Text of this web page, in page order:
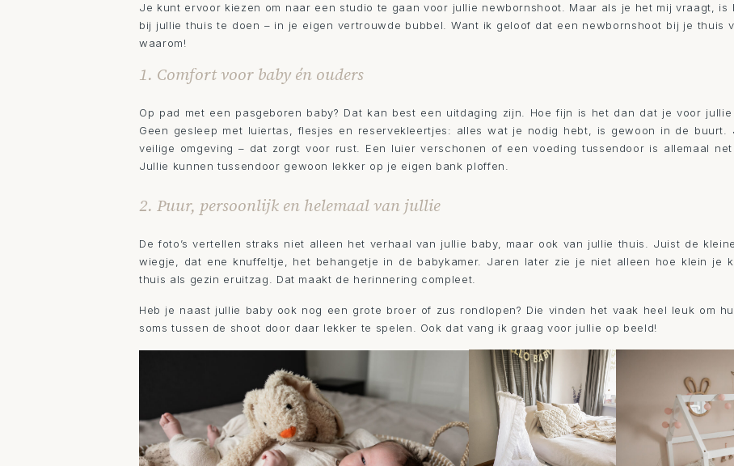
Je kunt ervoor kiezen om naar een studio te gaan voor jullie newbornshoot. Maar als je het mij vraagt,
bij jullie thuis te doen – in je eigen vertrouwde bubbel. Want ik geloof dat een newbornshoot bij je thuis
waarom!
1. Comfort voor baby én ouders
Op pad met een pasgeboren baby? Dat kan best een uitdaging zijn. Hoe fijn is het dan dat je voor
Geen gesleep met luiertas, flesjes en reservekleertjes: alles wat je nodig hebt, is gewoon in de
veilige omgeving – dat zorgt voor rust. Een luier verschonen of een voeding tussendoor is allemaal
Jullie kunnen tussendoor gewoon lekker op je eigen bank ploffen.
2. Puur, persoonlijk en helemaal van jullie
De foto’s vertellen straks niet alleen het verhaal van jullie baby, maar ook van jullie thuis. Juist de
wiegje, dat ene knuffeltje, het behangetje in de babykamer. Jaren later zie je niet alleen hoe klein je
thuis als gezin eruitzag. Dat maakt de herinnering compleet.
Heb je naast jullie baby ook nog een grote broer of zus rondlopen? Die vinden het vaak heel leuk om
soms tussen de shoot door daar lekker te spelen. Ook dat vang ik graag voor jullie op beeld!